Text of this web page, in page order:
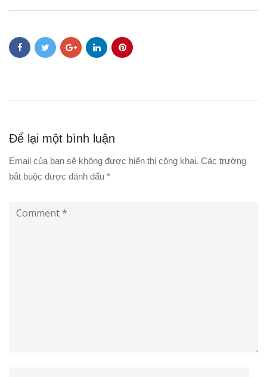
Để lại một bình luận
Email của bạn sẽ không được hiển thị công khai. Các trường
bắt buộc được đánh dấu *